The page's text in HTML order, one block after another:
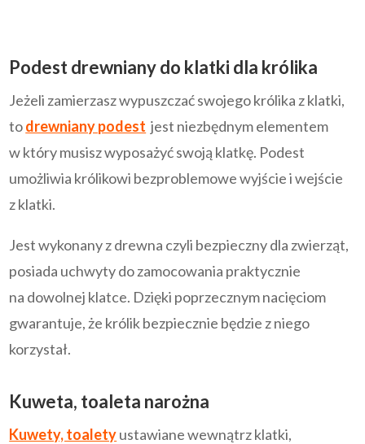
Podest drewniany do klatki dla królika
Jeżeli zamierzasz wypuszczać swojego królika z klatki,
todrewniany podest jest niezbędnym elementem
w który musisz wyposażyć swoją klatkę. Podest
umożliwia królikowi bezproblemowe wyjście i wejście
z klatki.
Jest wykonany z drewna czyli bezpieczny dla zwierząt,
posiada uchwyty do zamocowania praktycznie
na dowolnej klatce. Dzięki poprzecznym nacięciom
gwarantuje, że królik bezpiecznie będzie z niego
korzystał.
Kuweta, toaleta narożna
Kuwety, toaletyustawiane wewnątrz klatki,